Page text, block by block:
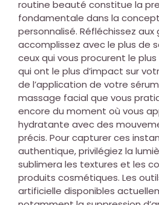
routine beauté constitue la
fondamentale dans la
personnalisé. Réfléchissez
accomplissez avec le plus de
ceux qui vous procurent le
qui ont le plus d’impact sur
de l’application de votre
massage facial que vous
encore du moment où vous
hydratante avec des
précis. Pour capturer ces
authentique, privilégiez la
sublimera les textures et les
produits cosmétiques. Les
artificielle disponibles